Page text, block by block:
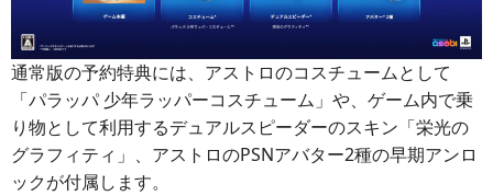
通常版の予約特典には、アストロのコスチュームとして
「パラッパ 少年ラッパーコスチューム」や、ゲーム内で乗
り物として利用するデュアルスピーダーのスキン「栄光の
グラフィティ」、アストロのPSNアバター2種の早期アンロ
ックが付属します。